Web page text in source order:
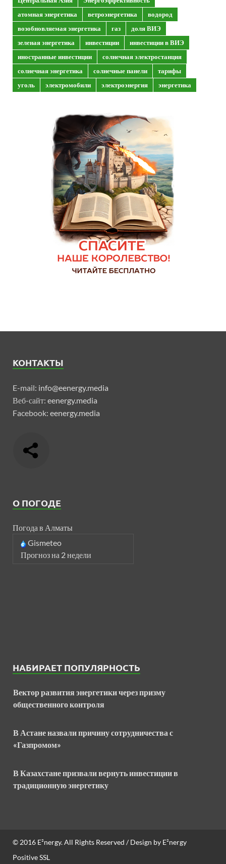
атомная энергетика
ветроэнергетика
водород
возобновляемая энергетика
газ
доля ВИЭ
зеленая энергетика
инвестиции
инвестиции в ВИЭ
иностранные инвестиции
солнечная электростанция
солнечная энергетика
солнечные панели
тарифы
уголь
электромобили электроэнергия энергетика
КОНТАКТЫ
E-mail: info@eenergy.media
Веб-сайт: eenergy.media
Facebook: eenergy.media
О ПОГОДЕ
Погода в Алматы
Gismeteo
Прогноз на 2 недели
НАБИРАЕТ ПОПУЛЯРНОСТЬ
Вектор развития энергетики через призму
общественного контроля
В Астане назвали причину сотрудничества с
«Газпромом»
В Казахстане призвали вернуть инвестиции в
традиционную энергетику
© 2016 E²nergy. All Rights Reserved / Design by E²nergy
Positive SSL